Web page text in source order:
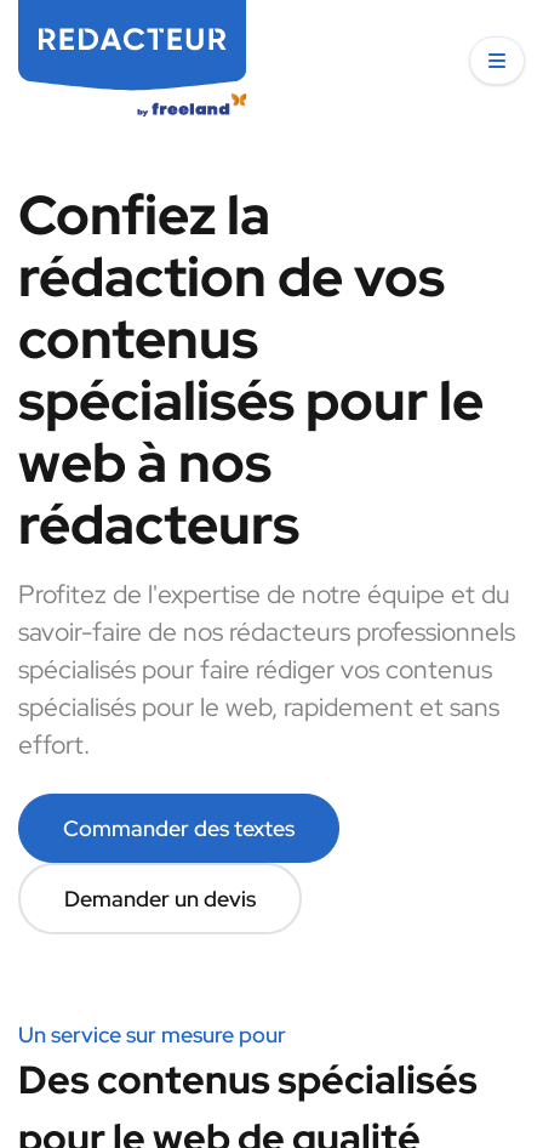
Confiez la
rédaction de vos
contenus
spécialisés pour le
web à nos
rédacteurs
Profitez de l'expertise de notre équipe et du
savoir-faire de nos rédacteurs professionnels
spécialisés pour faire rédiger vos contenus
spécialisés pour le web, rapidement et sans
effort.
Commander des textes
Demander un devis
Un service sur mesure pour
Des contenus spécialisés